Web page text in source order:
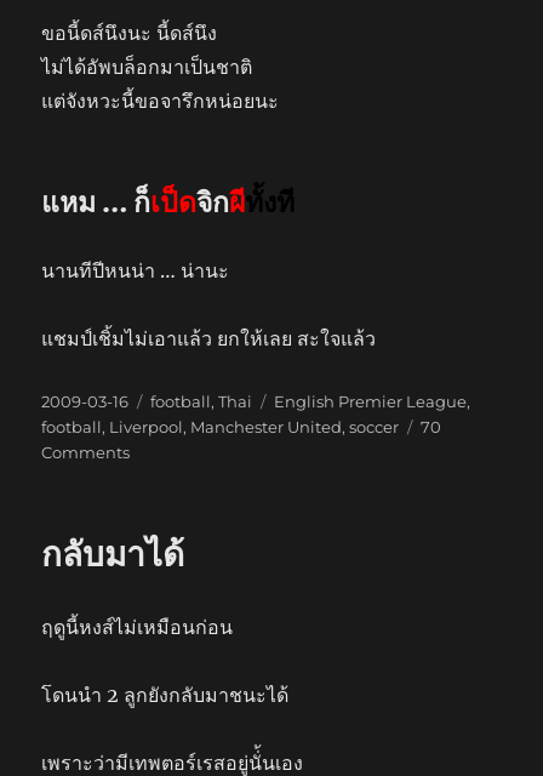
ขอนี้ดส์นึงนะ นี้ดส์นึง
ไม่ได้อัพบล็อกมาเป็นชาติ
แต่จังหวะนี้ขอจารึกหน่อยนะ
แหม … ก็เป็ดจิกผีทั้งที
นานทีปีหนน่า … น่านะ
แชมป์เชิ้มไม่เอาแล้ว ยกให้เลย สะใจแล้ว
Posted
on
2009-03-16 Categories
football,Thai Tags
English Premier League,
football, Liverpool, Manchester United,soccer
70
Commentson
กลับมาได้
ฤดูนี้หงส์ไม่เหมือนก่อน
โดนนำ 2 ลูกยังกลับมาชนะได้
เพราะว่ามีเทพตอร์เรสอยู่นั่้นเอง